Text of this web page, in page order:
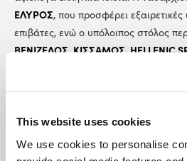
This website uses cookies
We use cookies to personalise
ΕΛΥΡΟΣ, που προσφέρει
επιβάτες, ενώ ο υπόλοιπος στόλος
ΒΕΝΙΖΕΛΟΣ,ΚΙΣΣΑΜΟΣ,HELLENIC
διαθέτουν άνετους κοινόχρηστους
για άτομα με αναπηρία, και χώρους
παιδιά ή κατοικίδια.